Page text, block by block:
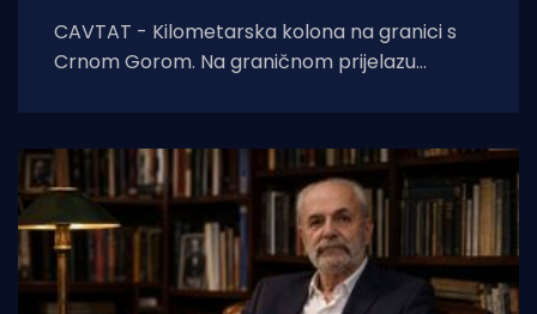
CAVTAT - Kilometarska kolona na granici s
Crnom Gorom. Na graničnom prijelazu